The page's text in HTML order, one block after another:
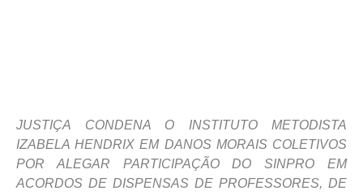
JUSTIÇA CONDENA O INSTITUTO METODISTA
IZABELA HENDRIX EM DANOS MORAIS COLETIVOS
POR ALEGAR PARTICIPAÇÃO DO SINPRO EM
ACORDOS DE DISPENSAS DE PROFESSORES, DE